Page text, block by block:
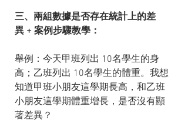
三、兩組數據是否存在統計上的差
異 + 案例步驟教學：
舉例：今天甲班列出 10名學生的身
高；乙班列出 10名學生的體重。我想
知道甲班小朋友這學期長高，和乙班
小朋友這學期體重增長，是否沒有顯
著差異？